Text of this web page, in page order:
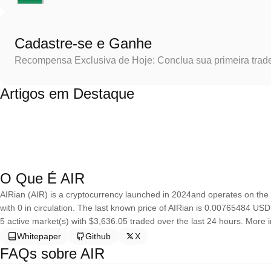
Cadastre-se e Ganhe
Recompensa Exclusiva de Hoje: Conclua sua primeira
Artigos em Destaque
O Que É AIR
AIRian (AIR) is a cryptocurrency launched in 2024and operates on
with 0 in circulation. The last known price of AIRian is 0.00765484
5 active market(s) with $3,636.05 traded over the last 24 hours.
Whitepaper
Github X
FAQs sobre AIR